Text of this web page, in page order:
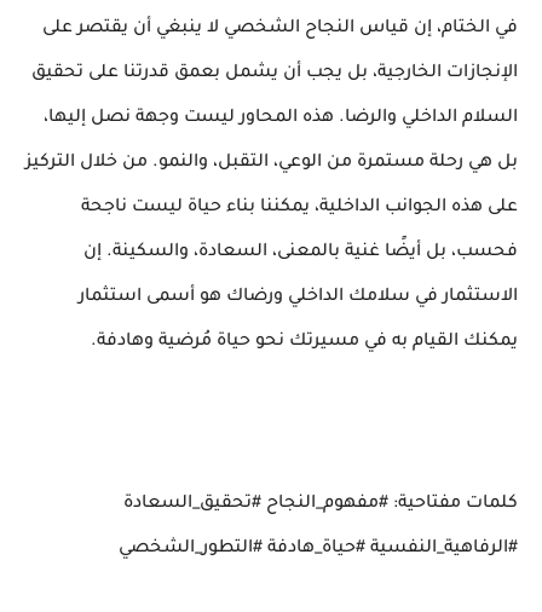
في الختام، إن قياس النجاح الشخصي لا ينبغي أن يقتصر على
الإنجازات الخارجية، بل يجب أن يشمل بعمق قدرتنا على تحقيق
السلام الداخلي والرضا. هذه المحاور ليست وجهة نصل إليها،
بل هي رحلة مستمرة من الوعي، التقبل، والنمو. من خلال التركيز
على هذه الجوانب الداخلية، يمكننا بناء حياة ليست ناجحة
فحسب، بل أيضًا غنية بالمعنى، السعادة، والسكينة. إن
الاستثمار في سلامك الداخلي ورضاك هو أسمى استثمار
يمكنك القيام به في مسيرتك نحو حياة مُرضية وهادفة.
كلمات مفتاحية: #مفهوم_النجاح #تحقيق_السعادة
#الرفاهية_النفسية #حياة_هادفة #التطور_الشخصي